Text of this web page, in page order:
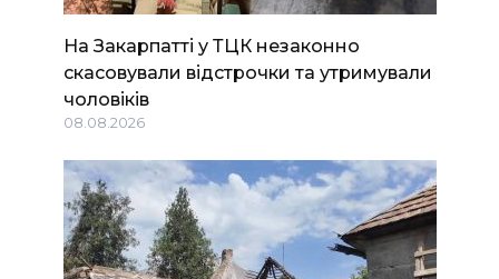
На Закарпатті у ТЦК незаконно
скасовували відстрочки та утримували
чоловіків
08.08.2026